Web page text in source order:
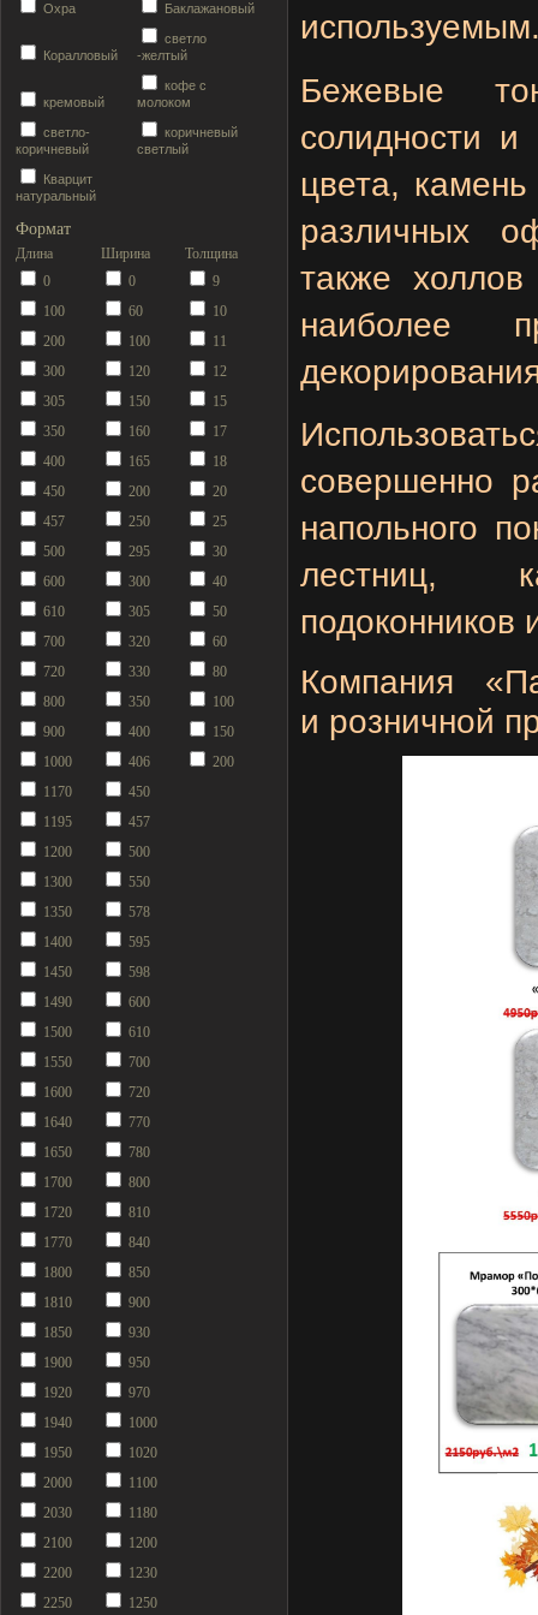
Охра Баклажановый
Коралловый
светло
-желтый
кремовый
кофе с
молоком
светло-
коричневый
коричневый
светлый
Кварцит
натуральный
Формат
Длина
0
100
200
300
305
350
400
450
457
500
600
610
700
720
800
900
1000
1170
1195
1200
1300
1350
1400
1450
1490
1500
1550
1600
1640
1650
1700
1720
1770
1800
1810
1850
1900
1920
1940
1950
2000
2030
2100
2200
2250
Ширина
0
60
100
120
150
160
165
200
250
295
300
305
320
330
350
400
406
450
457
500
550
578
595
598
600
610
700
720
770
780
800
810
840
850
900
930
950
970
1000
1020
1100
1180
1200
1230
1250
Толщина
9
10
11
12
15
17
18
20
25
30
40
50
60
80
100
150
200
Бежевые
солидности и
цвета,
различных
также
наиболее
совершенно
напольного
лестниц,
подоконников
Компания
и розничной